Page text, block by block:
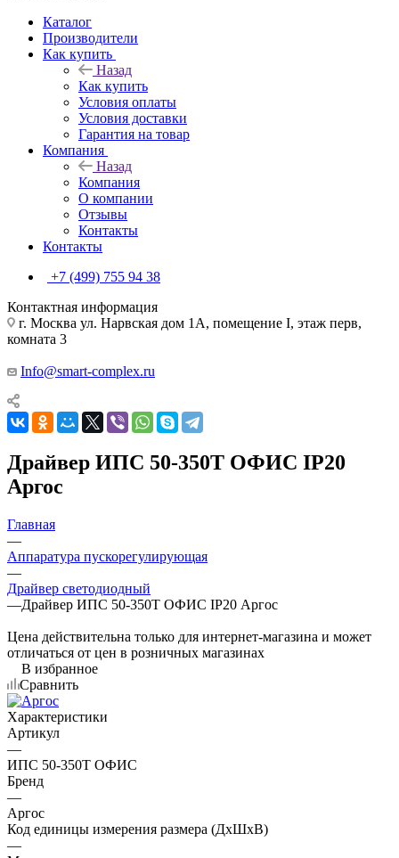
Каталог
Производители
Как купить
Назад
Как купить
Условия оплаты
Условия доставки
Гарантия на товар
Компания
Назад
Компания
О компании
Отзывы
Контакты
Контакты
+7 (499) 755 94 38
Контактная информация
г. Москва ул. Нарвская дом 1А, помещение I, этаж перв,
комната 3
Info@smart-complex.ru
Драйвер ИПС 50-350Т ОФИС IP20
Аргос
Главная
—
Аппаратура пускорегулирующая
—
Драйвер светодиодный
—Драйвер ИПС 50-350Т ОФИС IP20 Аргос
Цена действительна только для интернет-магазина и может
отличаться от цен в розничных магазинах
В избранное
Сравнить
Характеристики
Артикул
—
ИПС 50-350Т ОФИС
Бренд
—
Аргос
Код единицы измерения размера (ДхШхВ)
—